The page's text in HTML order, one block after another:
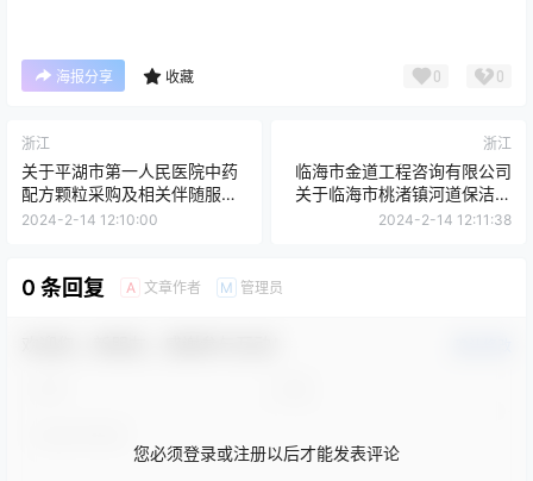
海报分享 收藏 0 0
浙江
关于平湖市第一人民医院中药
配方颗粒采购及相关伴随服务
项目的废标公告[浙江国际招投
2024-2-14 12:10:00
浙江
临海市金道工程咨询有限公司
关于临海市桃渚镇河道保洁项
目的公开招标公告
2024-2-14 12:11:38
0 条回复 A 文章作者 M 管理员
您必须登录或注册以后才能发表评论